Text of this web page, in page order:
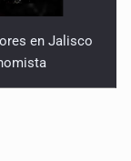
en Jalisco